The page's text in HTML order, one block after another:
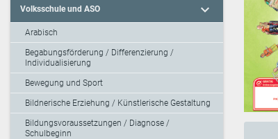
Volksschule und ASO expand_more
Arabisch
Begabungsförderung / Differenzierung /
Individualisierung
Bewegung und Sport
Bildnerische Erziehung / Künstlerische Gestaltung
Bildungsvoraussetzungen / Diagnose /
Schulbeginn